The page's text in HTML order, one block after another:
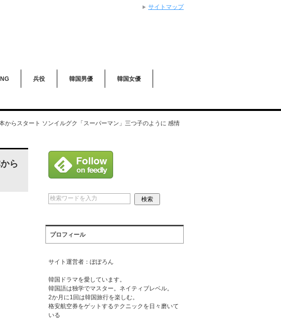
兵役 韓国男優 韓国女優
らスタート ソンイルグク「スーパーマン」三つ子のように 感情
ら
プロフィール
サイト運営者：ぽぽろん
韓国ドラマを愛しています。
韓国語は独学でマスター。ネイティブレベル。
2か月に1回は韓国旅行を楽しむ。
格安航空券をゲットするテクニックを日々磨いて
いる
サイトマップ